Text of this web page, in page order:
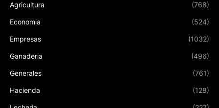
Agricultura (768)
Economia (524)
Empresas (1032)
Ganaderia (496)
Generales (761)
Hacienda (128)